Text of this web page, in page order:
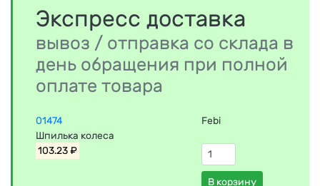
Экспресс доставка
вывоз / отправка со склада в
день обращения при полной
оплате товара
01474
Febi
Шпилька колеса
103.23 ₽
В корзину